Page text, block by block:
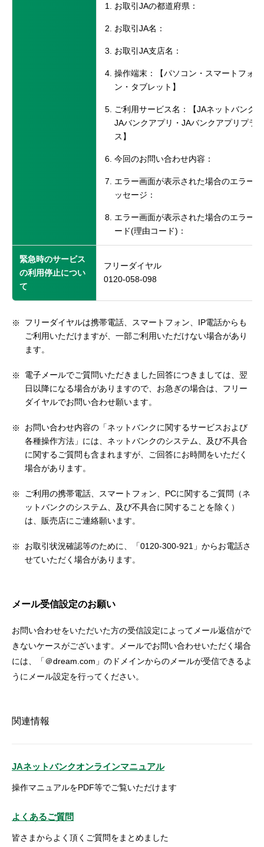
お取引JAの都道府県：
お取引JA名：
お取引JA支店名：
操作端末：【パソコン・スマートフォ
ン・タブレット】
ご利用サービス名：【JAネットバンク・
JAバンクアプリ・JAバンクアプリプラ
ス】
今回のお問い合わせ内容：
エラー画面が表示された場合のエラーメ
ッセージ：
エラー画面が表示された場合のエラーコ
ード(理由コード)：
緊急時のサービス
の利用停止につい
て
フリーダイヤル
0120-058-098
フリーダイヤルは携帯電話、スマートフォン、IP電話からも
ご利用いただけますが、一部ご利用いただけない場合があり
ます。
電子メールでご質問いただきました回答につきましては、翌
日以降になる場合がありますので、お急ぎの場合は、フリー
ダイヤルでお問い合わせ願います。
お問い合わせ内容の「ネットバンクに関するサービスおよび
各種操作方法」には、ネットバンクのシステム、及び不具合
に関するご質問も含まれますが、ご回答にお時間をいただく
場合があります。
ご利用の携帯電話、スマートフォン、PCに関するご質問（ネ
ットバンクのシステム、及び不具合に関することを除く）
は、販売店にご連絡願います。
お取引状況確認等のために、「0120-300-921」からお電話さ
せていただく場合があります。
メール受信設定のお願い
お問い合わせをいただいた方の受信設定によってメール返信がで
きないケースがございます。メールでお問い合わせいただく場合
には、「＠dream.com」のドメインからのメールが受信できるよ
うにメール設定を行ってください。
関連情報
JAネットバンクオンラインマニュアル
操作マニュアルをPDF等でご覧いただけます
よくあるご質問
皆さまからよく頂くご質問をまとめました